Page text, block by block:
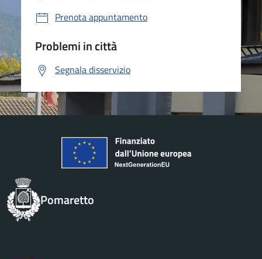
Prenota appuntamento
Problemi in città
Segnala disservizio
Pomaretto